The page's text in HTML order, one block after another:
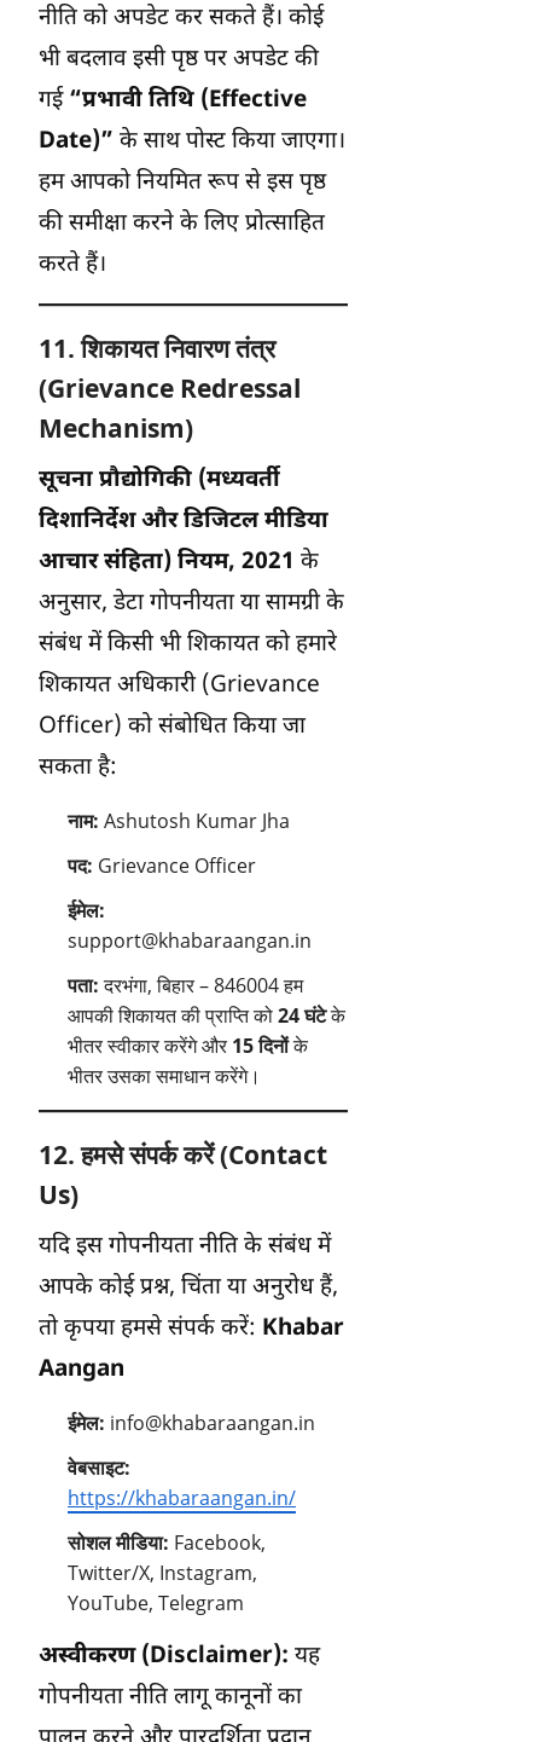
नीति को अपडेट कर सकते हैं। कोई
भी बदलाव इसी पृष्ठ पर अपडेट की
गई “प्रभावी तिथि (Effective
Date)” के साथ पोस्ट किया जाएगा।
हम आपको नियमित रूप से इस पृष्ठ
की समीक्षा करने के लिए प्रोत्साहित
करते हैं।
11. शिकायत निवारण तंत्र
(Grievance Redressal
Mechanism)
सूचना प्रौद्योगिकी (मध्यवर्ती
दिशानिर्देश और डिजिटल मीडिया
आचार संहिता) नियम, 2021 के
अनुसार, डेटा गोपनीयता या सामग्री के
संबंध में किसी भी शिकायत को हमारे
शिकायत अधिकारी (Grievance
Officer) को संबोधित किया जा
सकता है:
नाम: Ashutosh Kumar Jha
पद: Grievance Officer
ईमेल:
support@khabaraangan.in
पता:दरभंगा, बिहार – 846004 हम
आपकी शिकायत की प्राप्ति को24 घंटेके
भीतर स्वीकार करेंगे और 15 दिनोंके
भीतर उसका समाधान करेंगे।
12. हमसे संपर्क करें (Contact
Us)
यदि इस गोपनीयता नीति के संबंध में
आपके कोई प्रश्न, चिंता या अनुरोध हैं,
तो कृपया हमसे संपर्क करें: Khabar
Aangan
ईमेल: info@khabaraangan.in
वेबसाइट:
https://khabaraangan.in/
सोशल मीडिया: Facebook,
Twitter/X, Instagram,
YouTube, Telegram
अस्वीकरण (Disclaimer): यह
गोपनीयता नीति लागू कानूनों का